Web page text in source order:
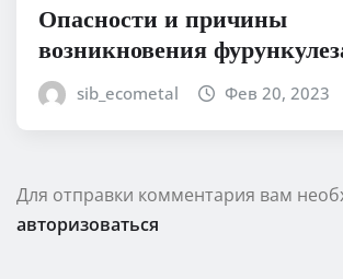
Опасности и причины
возникновения
sib_ecometal Фев 20, 2023
Для отправки комментария вам
авторизоваться